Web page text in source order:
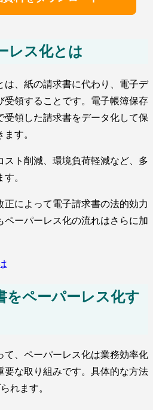
レス化とは
は、紙の請求書に代わり、電子デ
受領することです。電子帳簿保存
受領した請求書をデータ化して保
す。
スト削減、環境負荷軽減など、多
。
によって電子請求書の法的効力
ペーパーレス化の流れはさらに加
をペーパーレス化す
て、ペーパーレス化は業務効率化
要な取り組みです。具体的な方法
れます。